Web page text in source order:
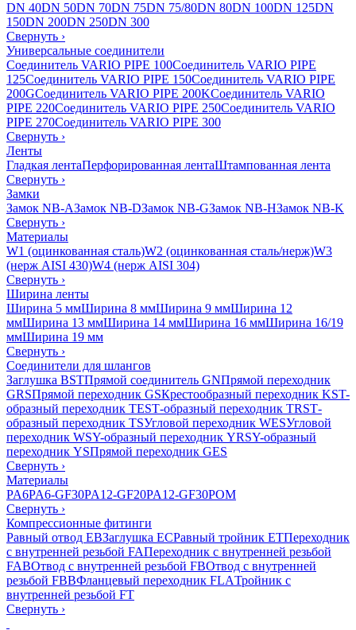
DN 40DN 50DN 70DN 75DN 75/80DN 80DN 100DN 125DN
150DN 200DN 250DN 300
Свернуть ›
Универсальные соединители
Соединитель VARIO PIPE 100Соединитель VARIO PIPE
125Соединитель VARIO PIPE 150Соединитель VARIO PIPE
200GСоединитель VARIO PIPE 200KСоединитель VARIO
PIPE 220Соединитель VARIO PIPE 250Соединитель VARIO
PIPE 270Соединитель VARIO PIPE 300
Свернуть ›
Ленты
Гладкая лентаПерфорированная лентаШтампованная лента
Свернуть ›
Замки
Замок NB-AЗамок NB-DЗамок NB-GЗамок NB-HЗамок NB-K
Свернуть ›
Материалы
W1 (оцинкованная сталь)W2 (оцинкованная сталь/нерж)W3
(нерж AISI 430)W4 (нерж AISI 304)
Свернуть ›
Ширина ленты
Ширина 5 ммШирина 8 ммШирина 9 ммШирина 12
ммШирина 13 ммШирина 14 ммШирина 16 ммШирина 16/19
ммШирина 19 мм
Свернуть ›
Соединители для шлангов
Заглушка BSTПрямой соединитель GNПрямой переходник
GRSПрямой переходник GSКрестообразный переходник KST-
образный переходник TESТ-образный переходник TRSТ-
образный переходник TSУгловой переходник WESУгловой
переходник WSY-образный переходник YRSY-образный
переходник YSПрямой переходник GES
Свернуть ›
Материалы
PA6PA6-GF30PA12-GF20PA12-GF30POM
Свернуть ›
Компрессионные фитинги
Равный отвод EBЗаглушка ECРавный тройник ETПереходник
с внутренней резьбой FAПереходник с внутренней резьбой
FABОтвод с внутренней резьбой FBОтвод с внутренней
резьбой FBBФланцевый переходник FLAТройник с
внутренней резьбой FT
Свернуть ›